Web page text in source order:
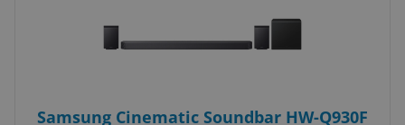
Samsung Cinematic Soundbar HW-Q930F